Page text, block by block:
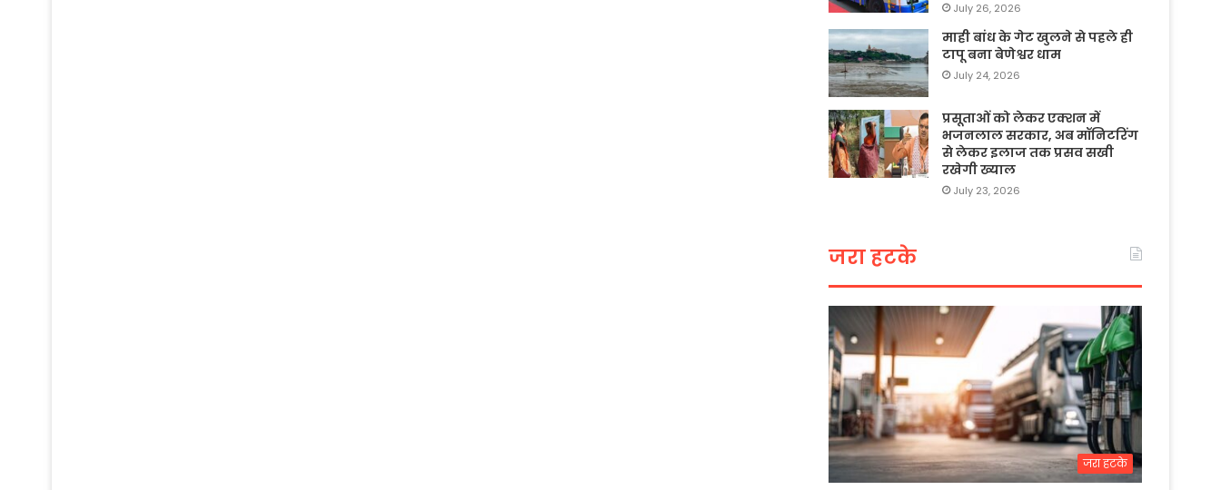
July 26, 2026
माही बांध के गेट खुलने से पहले ही
टापू बना बेणेश्वर धाम
July 24, 2026
प्रसूताओं को लेकर एक्शन में
भजनलाल सरकार, अब मॉनिटरिंग
से लेकर इलाज तक प्रसव सखी
रखेगी ख्याल
July 23, 2026
जरा हटके
जरा हटके